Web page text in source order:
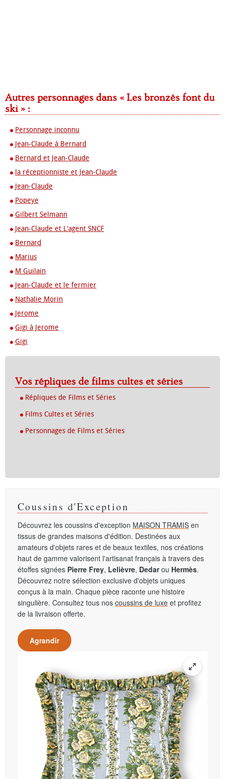
Autres personnages dans « Les bronzés font du
ski » :
Personnage inconnu
Jean-Claude à Bernard
Bernard et Jean-Claude
la réceptionniste et Jean-Claude
Jean-Claude
Popeye
Gilbert Selmann
Jean-Claude et L'agent SNCF
Bernard
Marius
M Guilain
Jean-Claude et le fermier
Nathalie Morin
Jerome
Gigi à Jerome
Gigi
Vos répliques de films cultes et séries
Répliques de Films et Séries
Films Cultes et Séries
Personnages de Films et Séries
Coussins d'Exception
Découvrez les coussins d'exception MAISON TRAMIS en
tissus de grandes maisons d'édition. Destinées aux
amateurs d'objets rares et de beaux textiles, nos créations
haut de gamme valorisent l'artisanat français à travers des
étoffes signées Pierre Frey, Lelièvre, Dedarou Hermès.
Découvrez notre sélection exclusive d'objets uniques
conçus à la main. Chaque pièce raconte une histoire
singulière. Consultez tous nos coussins de luxe et profitez
de la livraison offerte.
Agrandir